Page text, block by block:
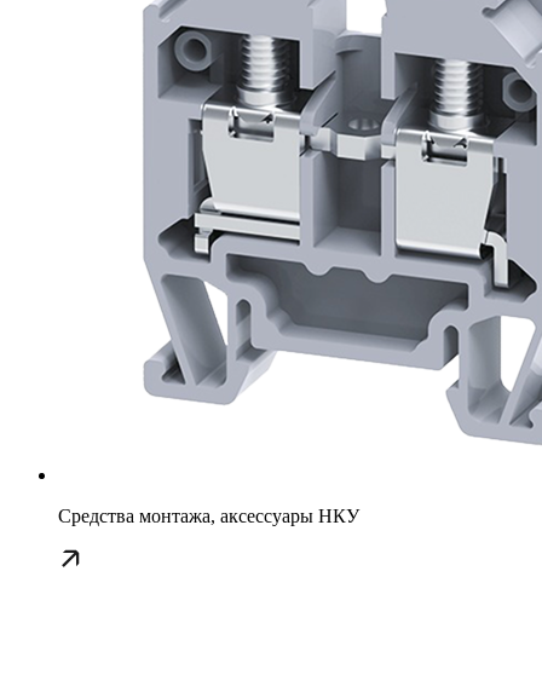
Средства монтажа, аксессуары НКУ